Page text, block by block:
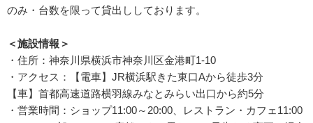
のみ・台数を限って貸出ししております。
＜施設情報＞
・住所：神奈川県横浜市神奈川区金港町1-10
・アクセス：【電車】JR横浜駅きた東口Aから徒歩3分
【車】首都高速道路横羽線みなとみらい出口から約5分
・営業時間：ショップ11:00～20:00、レストラン・カフェ11:00